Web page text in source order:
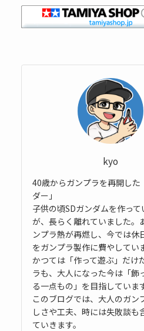
kyo
40歳からガンプラを再開した
ダー」
子供の頃SDガンダムを作って
が、長らく離れていました。
ンプラ熱が再燃し、今では休
をガンプラ製作に費やしてい
かつては「作って遊ぶ」だけ
ラも、大人になった今は「飾
る一点もの」を目指していま
このブログでは、大人のガン
しさや工夫、時には失敗談も
ていきます。